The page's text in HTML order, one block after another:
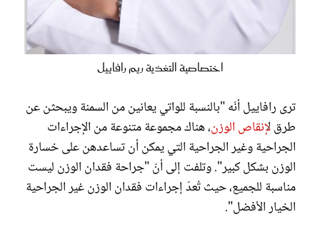
اختصاصية التغذية ريم رافاييل
ترى رافاييل أنّه "بالنسبة للواتي يعانين من السمنة ويبحثن عن
طرق لإنقاص الوزن، هناك مجموعة متنوعة من الإجراءات
الجراحية وغير الجراحية التي يمكن أن تساعدهن على خسارة
الوزن بشكل كبير". وتلفت إلى أنّ "جراحة فقدان الوزن ليست
مناسبة للجميع، حيث تُعدّ إجراءات فقدان الوزن غير الجراحية
الخيار الأفضل".